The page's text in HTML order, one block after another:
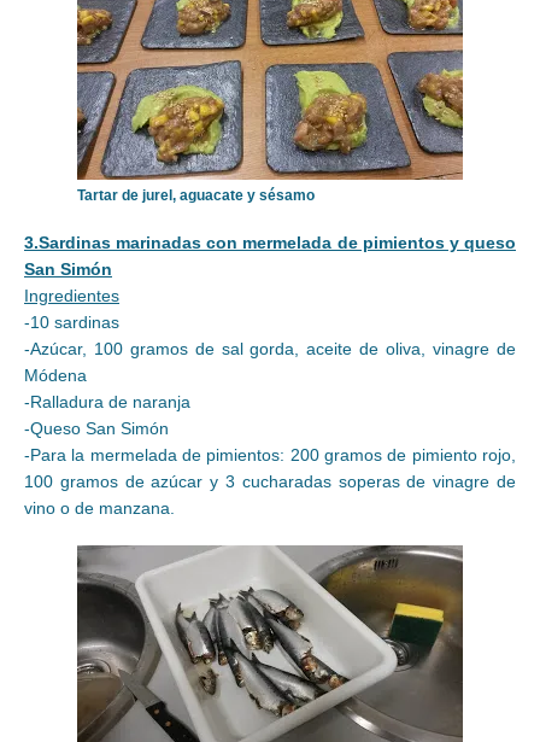
Tartar de jurel, aguacate y sésamo
3.Sardinas marinadas con mermelada de pimientos y queso
San Simón
Ingredientes
-10 sardinas
-Azúcar, 100 gramos de sal gorda, aceite de oliva, vinagre de
Módena
-Ralladura de naranja
-Queso San Simón
-Para la mermelada de pimientos: 200 gramos de pimiento rojo,
100 gramos de azúcar y 3 cucharadas soperas de vinagre de
vino o de manzana.